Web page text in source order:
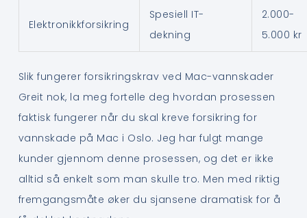
Elektronikkforsikring
Spesiell IT-
dekning
2.000-
5.000 kr
Slik fungerer forsikringskrav ved Mac-vannskader
Greit nok, la meg fortelle deg hvordan prosessen
faktisk fungerer når du skal kreve forsikring for
vannskade på Mac i Oslo. Jeg har fulgt mange
kunder gjennom denne prosessen, og det er ikke
alltid så enkelt som man skulle tro. Men med riktig
fremgangsmåte øker du sjansene dramatisk for å